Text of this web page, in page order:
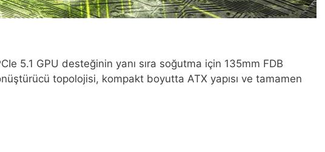
5.1 GPU desteğinin yanı sıra soğutma için 135mm FDB
topolojisi, kompakt boyutta ATX yapısı ve tamamen